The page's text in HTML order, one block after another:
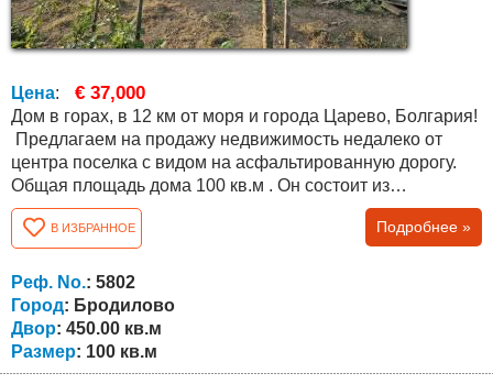
Цена: € 37,000
Дом в горах, в 12 км от моря и города Царево, Болгария!
Предлагаем на продажу недвижимость недалеко от
центра поселка с видом на асфальтированную дорогу.
Общая площадь дома 100 кв.м . Он состоит из
цокольного этажа из трех комнат и второго этажа,
состоящего из вестибюля (зала) и трех комнат. Есть счет
на электричество и воду. Двор ровный, площадью 450
кв.м., НО ЕСТЬ ВОЗМОЖНОСТЬ КУПИТЬ ЕЩЕ 300
КВ.М. у МУНИЦИПАЛИТЕТА ПО ЦЕНЕ ОКОЛО 13 000...
В ИЗБРАННОЕ Подробнее »
Реф. No.: 5802
Город: Бродилово
Двор: 450.00 кв.м
Размер: 100 кв.м